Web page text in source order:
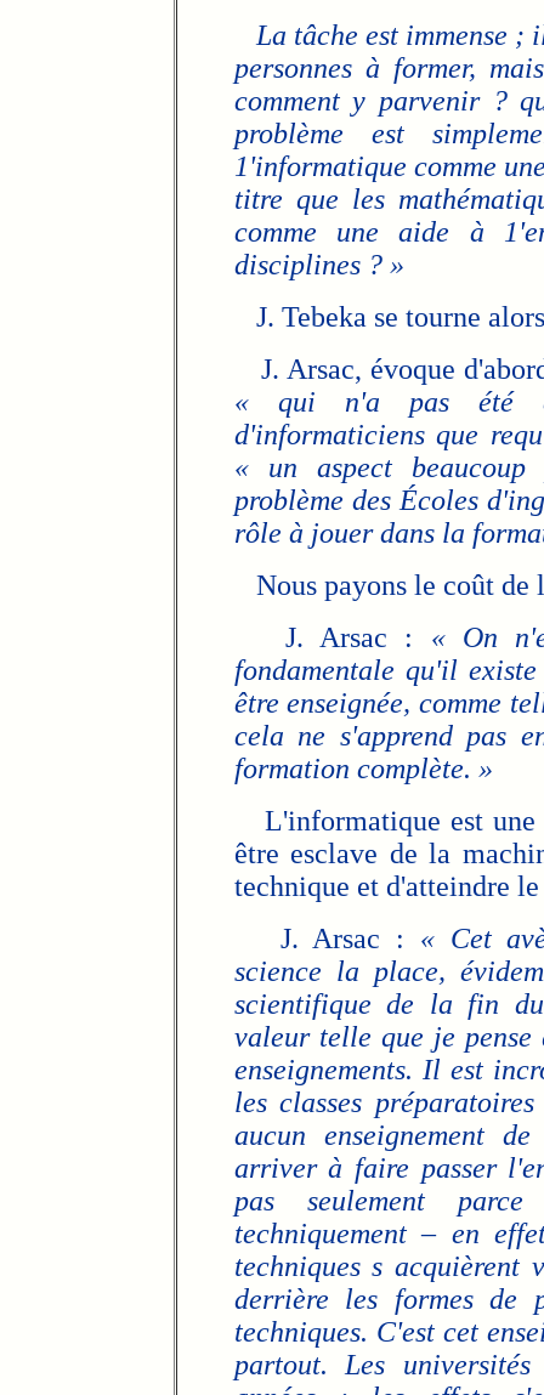
La tâche est immense ;
personnes à former,
comment y parvenir ?
problème est
1'informatique comme
titre que les
comme une aide à
disciplines ? »
J. Tebeka se tourne
J. Arsac, évoque
« qui n'a pas été
d'informaticiens que
« un aspect
problème des Écoles
rôle à jouer dans la
Nous payons le coût de
J. Arsac : « On
fondamentale qu'il
être enseignée, comme
cela ne s'apprend pas
formation complète. »
L'informatique est une
être esclave de la
technique et d'atteindre
J. Arsac : « Cet
science la place,
scientifique de la fin
valeur telle que je
enseignements. Il est
les classes
aucun enseignement
arriver à faire passer
pas seulement
techniquement – en
techniques s
derrière les formes de
techniques. C'est cet
partout. Les